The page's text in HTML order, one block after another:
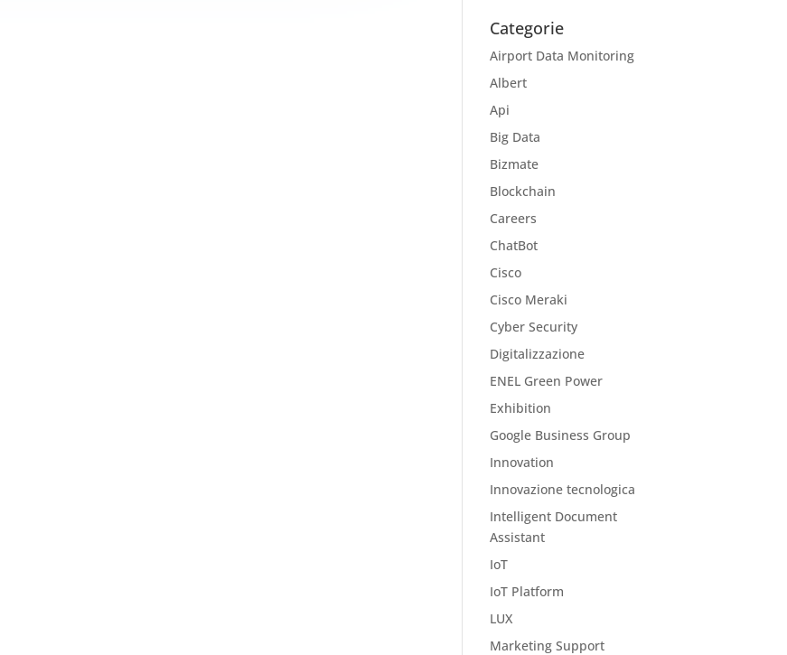
Categorie
Airport Data Monitoring
Albert
Api
Big Data
Bizmate
Blockchain
Careers
ChatBot
Cisco
Cisco Meraki
Cyber Security
Digitalizzazione
ENEL Green Power
Exhibition
Google Business Group
Innovation
Innovazione tecnologica
Intelligent Document
Assistant
IoT
IoT Platform
LUX
Marketing Support